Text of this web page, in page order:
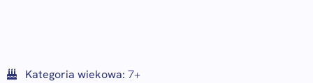
Kategoria wiekowa: 7+